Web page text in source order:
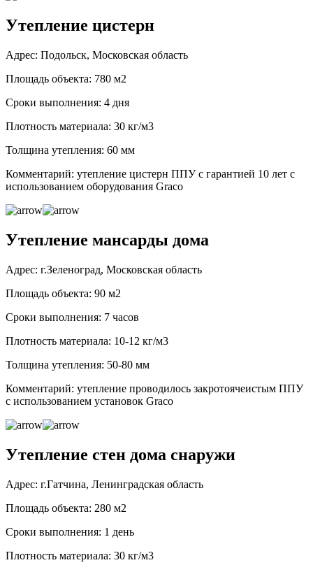
Утепление цистерн
Адрес: Подольск, Московская область
Площадь объекта: 780 м2
Сроки выполнения: 4 дня
Плотность материала: 30 кг/м3
Толщина утепления: 60 мм
Комментарий: утепление цистерн ППУ с гарантией 10 лет с
использованием оборудования Graco
Утепление мансарды дома
Адрес: г.Зеленоград, Московская область
Площадь объекта: 90 м2
Сроки выполнения: 7 часов
Плотность материала: 10-12 кг/м3
Толщина утепления: 50-80 мм
Комментарий: утепление проводилось закротоячеистым ППУ
с использованием установок Graco
Утепление стен дома снаружи
Адрес: г.Гатчина, Ленинградская область
Площадь объекта: 280 м2
Сроки выполнения: 1 день
Плотность материала: 30 кг/м3